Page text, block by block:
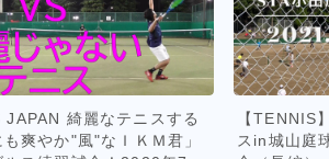
綺麗なテニスする
も爽やか"風"なＩＫＭ君」
【TENNIS
スin城山庭